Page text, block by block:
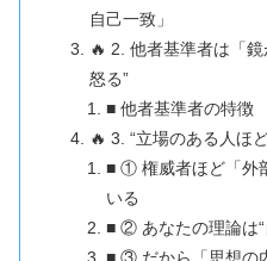
自己一致」
🔥 2. 他者基準者は「
怒る”
■ 他者基準者の特徴
🔥 3. “立場のある人ほ
■ ① 権威者ほど「外
いる
■ ② あなたの理論は“